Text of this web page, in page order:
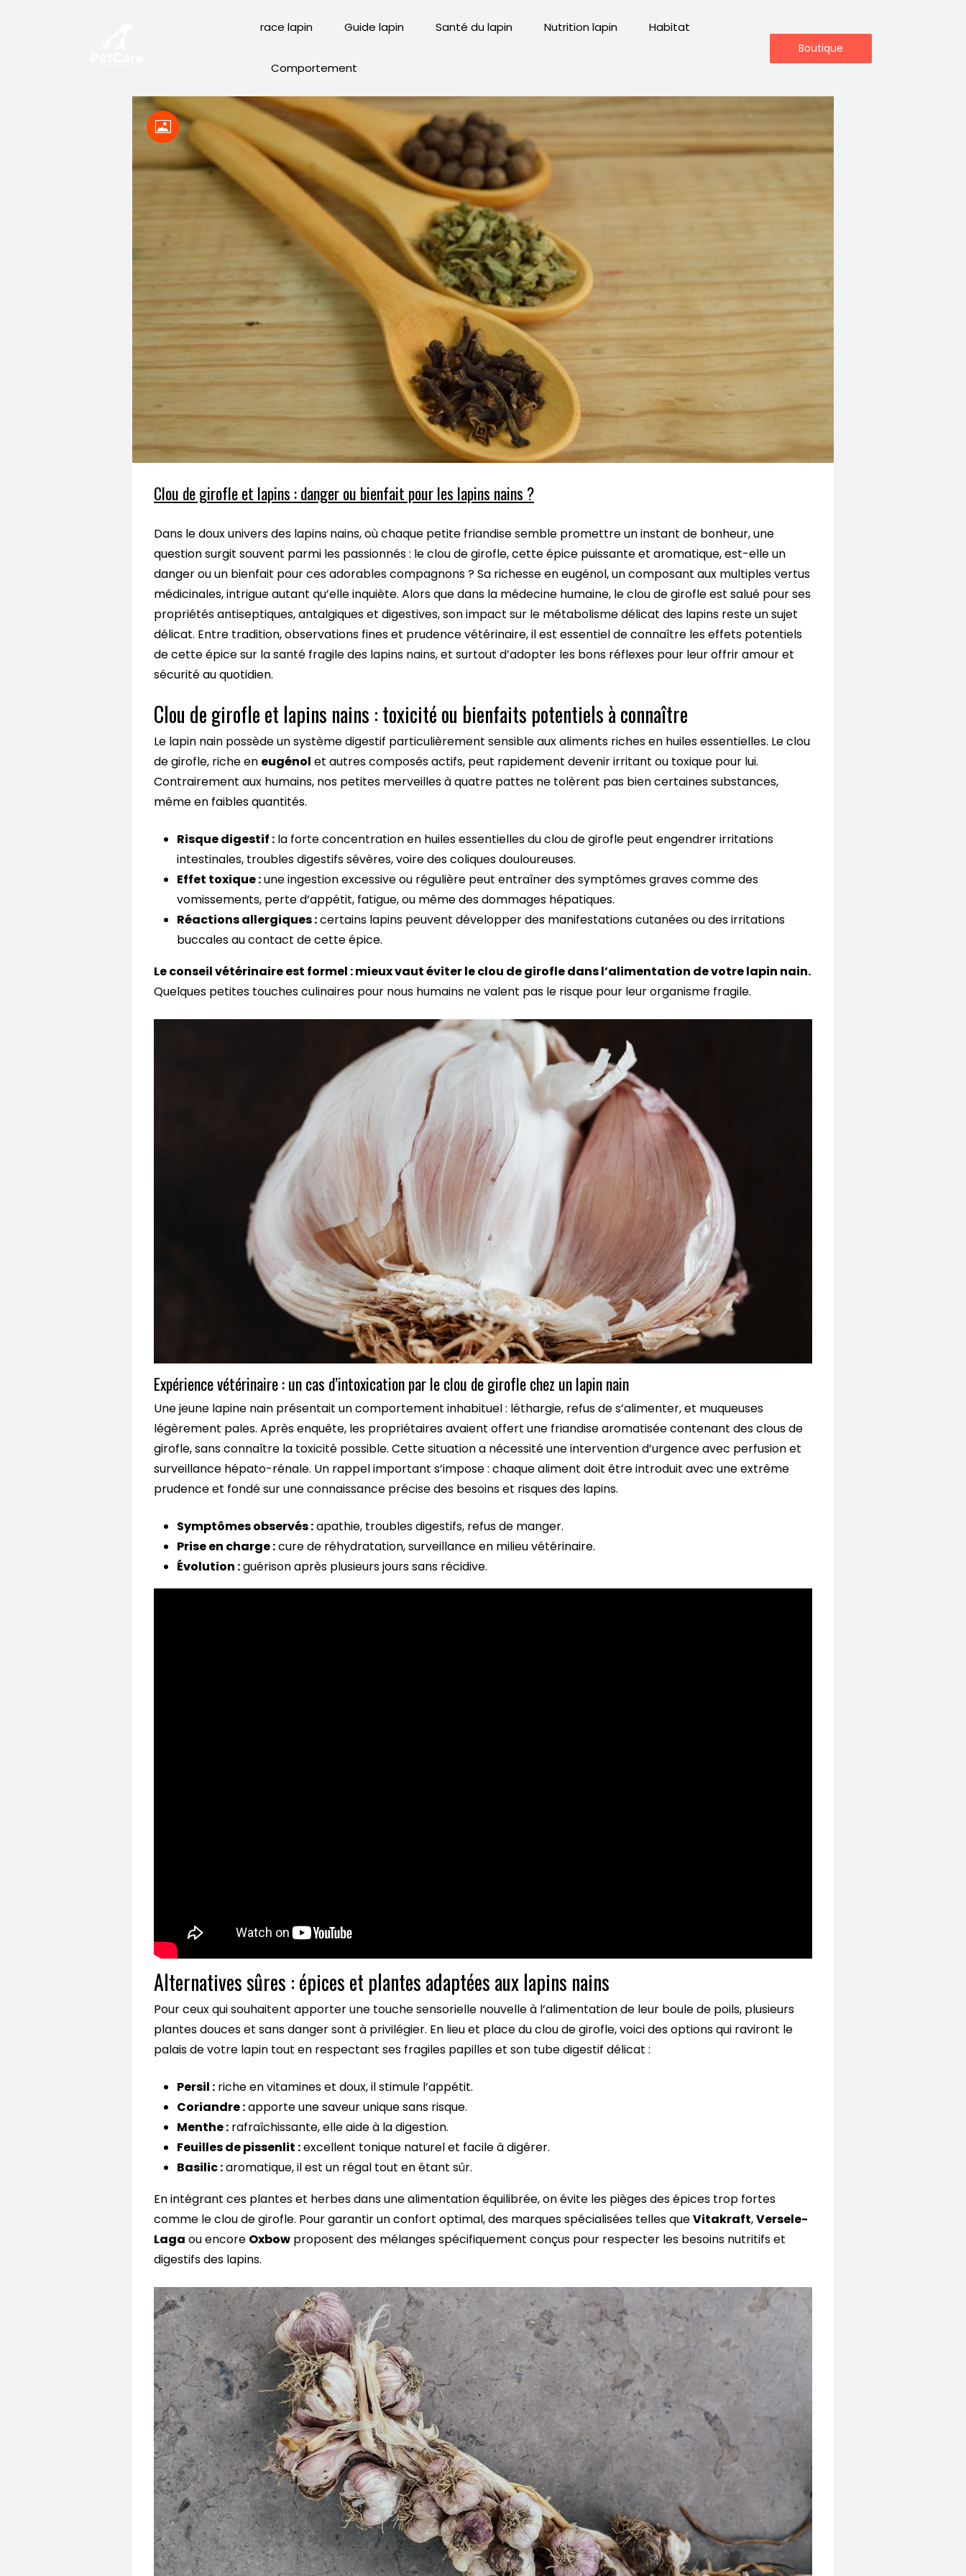
race lapin Guide lapin Santé du lapin Nutrition lapin Habitat
Comportement
Boutique
Clou de girofle et lapins : danger ou bienfait pour les lapins nains ?
Dans le doux univers des lapins nains, où chaque petite friandise semble promettre un instant de bonheur, une
question surgit souvent parmi les passionnés : le clou de girofle, cette épice puissante et aromatique, est-elle un
danger ou un bienfait pour ces adorables compagnons ? Sa richesse en eugénol, un composant aux multiples vertus
médicinales, intrigue autant qu’elle inquiète. Alors que dans la médecine humaine, le clou de girofle est salué pour ses
propriétés antiseptiques, antalgiques et digestives, son impact sur le métabolisme délicat des lapins reste un sujet
délicat. Entre tradition, observations fines et prudence vétérinaire, il est essentiel de connaître les effets potentiels
de cette épice sur la santé fragile des lapins nains, et surtout d’adopter les bons réflexes pour leur offrir amour et
sécurité au quotidien.
Clou de girofle et lapins nains : toxicité ou bienfaits potentiels à connaître
Le lapin nain possède un système digestif particulièrement sensible aux aliments riches en huiles essentielles. Le clou
de girofle, riche en eugénol et autres composés actifs, peut rapidement devenir irritant ou toxique pour lui.
Contrairement aux humains, nos petites merveilles à quatre pattes ne tolèrent pas bien certaines substances,
même en faibles quantités.
Risque digestif : la forte concentration en huiles essentielles du clou de girofle peut engendrer irritations
intestinales, troubles digestifs sévères, voire des coliques douloureuses.
Effet toxique :une ingestion excessive ou régulière peut entraîner des symptômes graves comme des
vomissements, perte d’appétit, fatigue, ou même des dommages hépatiques.
Réactions allergiques :certains lapins peuvent développer des manifestations cutanées ou des irritations
buccales au contact de cette épice.
Le conseil vétérinaire est formel : mieux vaut éviter le clou de girofle dans l’alimentation de votre lapin nain.
Quelques petites touches culinaires pour nous humains ne valent pas le risque pour leur organisme fragile.
Expérience vétérinaire : un cas d’intoxication par le clou de girofle chez un lapin nain
Une jeune lapine nain présentait un comportement inhabituel : léthargie, refus de s’alimenter, et muqueuses
légèrement pales. Après enquête, les propriétaires avaient offert une friandise aromatisée contenant des clous de
girofle, sans connaître la toxicité possible. Cette situation a nécessité une intervention d’urgence avec perfusion et
surveillance hépato-rénale. Un rappel important s’impose : chaque aliment doit être introduit avec une extrême
prudence et fondé sur une connaissance précise des besoins et risques des lapins.
Symptômes observés :apathie, troubles digestifs, refus de manger.
Prise en charge :cure de réhydratation, surveillance en milieu vétérinaire.
Évolution :guérison après plusieurs jours sans récidive.
Alternatives sûres : épices et plantes adaptées aux lapins nains
Pour ceux qui souhaitent apporter une touche sensorielle nouvelle à l’alimentation de leur boule de poils, plusieurs
plantes douces et sans danger sont à privilégier. En lieu et place du clou de girofle, voici des options qui raviront le
palais de votre lapin tout en respectant ses fragiles papilles et son tube digestif délicat :
Persil : riche en vitamines et doux, il stimule l’appétit.
Coriandre :apporte une saveur unique sans risque.
Menthe : rafraîchissante, elle aide à la digestion.
Feuilles de pissenlit :excellent tonique naturel et facile à digérer.
Basilic :aromatique, il est un régal tout en étant sûr.
En intégrant ces plantes et herbes dans une alimentation équilibrée, on évite les pièges des épices trop fortes
comme le clou de girofle. Pour garantir un confort optimal, des marques spécialisées telles queVitakraft,Versele-
Laga ou encore Oxbow proposent des mélanges spécifiquement conçus pour respecter les besoins nutritifs et
digestifs des lapins.